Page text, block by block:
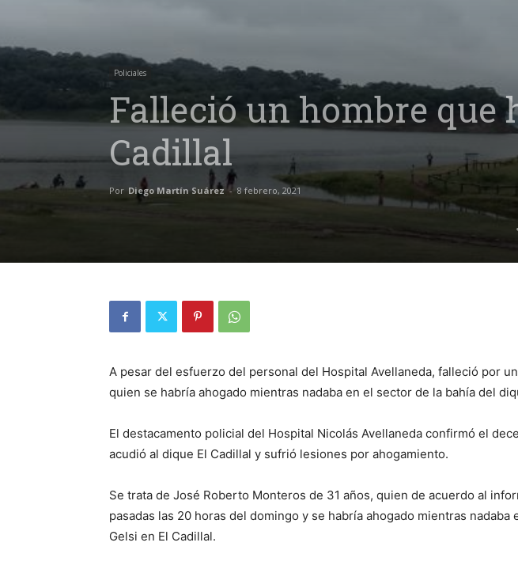
Policiales
Falleció un hombre que
Cadillal
Por Diego Martín Suárez - 8 febrero, 2021
A pesar del esfuerzo del personal del Hospital Avellaneda, falleció por
quien se habría ahogado mientras nadaba en el sector de la bahía del
El destacamento policial del Hospital Nicolás Avellaneda confirmó el
acudió al dique El Cadillal y sufrió lesiones por ahogamiento.
Se trata de José Roberto Monteros de 31 años, quien de acuerdo al
pasadas las 20 horas del domingo y se habría ahogado mientras nadaba
Gelsi en El Cadillal.